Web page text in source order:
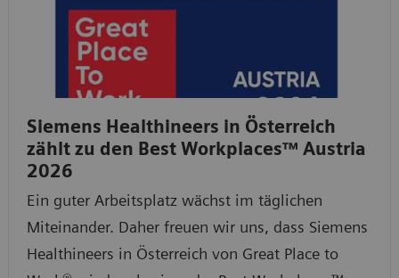
Siemens Healthineers in Österreich
zählt zu den Best Workplaces™ Austria
2026
Ein guter Arbeitsplatz wächst im täglichen
Miteinander. Daher freuen wir uns, dass Siemens
Healthineers in Österreich von Great Place to